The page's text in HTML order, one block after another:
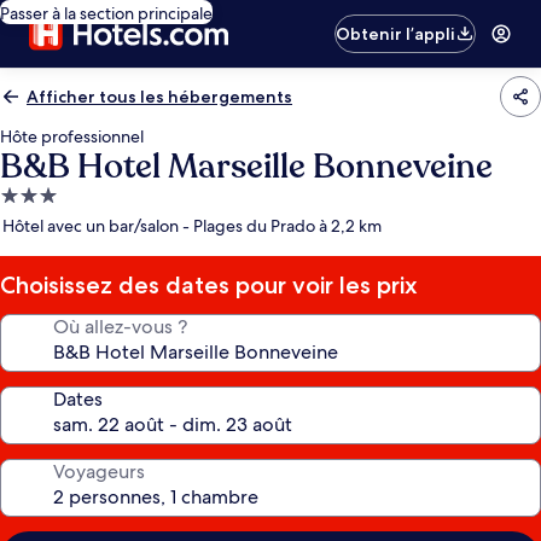
Passer à la section principale
Obtenir l’appli
Afficher tous les hébergements
Hôte professionnel
B&B Hotel Marseille Bonneveine
Hébergement
3.0 étoiles
Hôtel avec un bar/salon - Plages du Prado à 2,2 km
Choisissez des dates pour voir les prix
Où allez-vous ?
Dates
Voyageurs